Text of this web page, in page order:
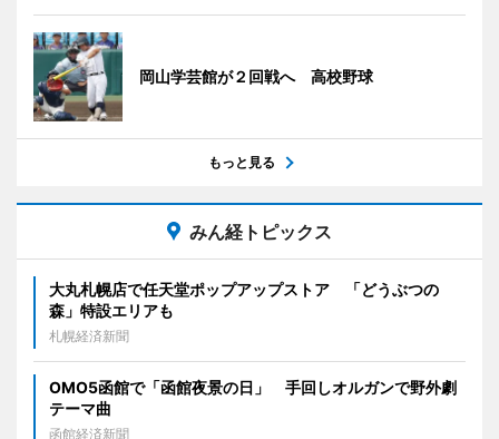
岡山学芸館が２回戦へ 高校野球
もっと見る
みん経トピックス
大丸札幌店で任天堂ポップアップストア 「どうぶつの
森」特設エリアも
札幌経済新聞
OMO5函館で「函館夜景の日」 手回しオルガンで野外劇
テーマ曲
函館経済新聞